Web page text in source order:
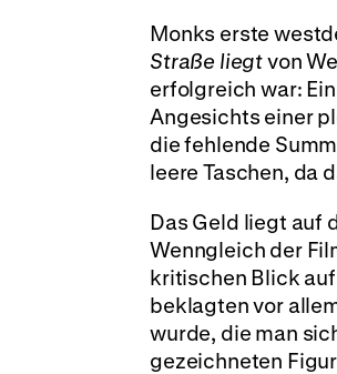
Monks erste
Straße liegtvon
erfolgreich war:
Angesichts einer
die fehlende
leere Taschen, da
Das Geld liegt auf
Wenngleich der
kritischen Blick
beklagten vor
wurde, die man
gezeichneten